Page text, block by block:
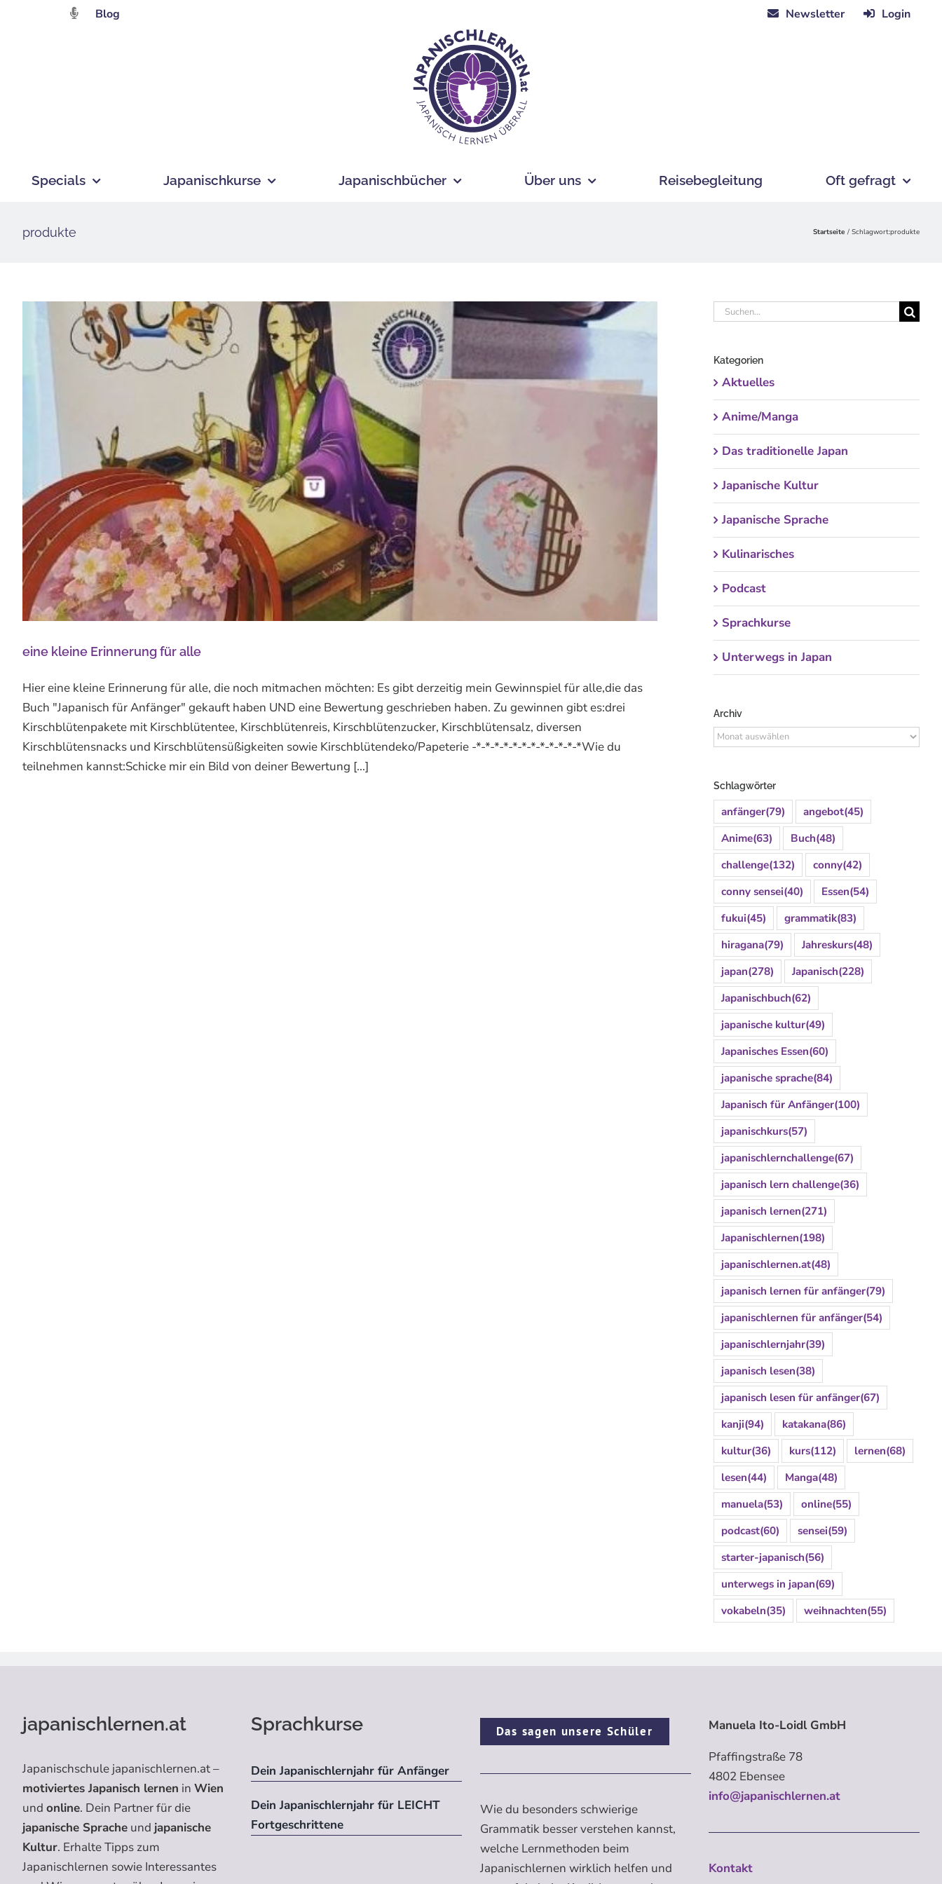
Blog Newsletter Login
Specials Japanischkurse Japanischbücher Über uns Reisebegleitung Oft gefragt
produkte Startseite Schlagwort:produkte
eine kleine Erinnerung für alle
Hier eine kleine Erinnerung für alle, die noch mitmachen möchten: Es gibt derzeitig mein Gewinnspiel für alle,die das
Buch "Japanisch für Anfänger" gekauft haben UND eine Bewertung geschrieben haben. Zu gewinnen gibt es:drei
Kirschblütenpakete mit Kirschblütentee, Kirschblütenreis, Kirschblütenzucker, Kirschblütensalz, diversen
Kirschblütensnacks und Kirschblütensüßigkeiten sowie Kirschblütendeko/Papeterie -*-*-*-*-*-*-*-*-*-*-*-*Wie du
teilnehmen kannst:Schicke mir ein Bild von deiner Bewertung [...]
Suche
Kategorien
Aktuelles
Anime/Manga
Das traditionelle Japan
Japanische Kultur
Japanische Sprache
Kulinarisches
Podcast
Sprachkurse
Unterwegs in Japan
Archiv
Archiv
Schlagwörter
anfänger(79) angebot(45)
Anime(63) Buch(48)
challenge(132) conny(42)
conny sensei(40) Essen(54)
fukui(45) grammatik(83)
hiragana(79) Jahreskurs(48)
japan(278) Japanisch(228)
Japanischbuch(62)
japanische kultur(49)
Japanisches Essen(60)
japanische sprache(84)
Japanisch für Anfänger(100)
japanischkurs(57)
japanischlernchallenge(67)
japanisch lern challenge(36)
japanisch lernen(271)
Japanischlernen(198)
japanischlernen.at(48)
japanisch lernen für anfänger(79)
japanischlernen für anfänger(54)
japanischlernjahr(39)
japanisch lesen(38)
japanisch lesen für anfänger(67)
kanji(94) katakana(86)
kultur(36) kurs(112) lernen(68)
lesen(44) Manga(48)
manuela(53) online(55)
podcast(60) sensei(59)
starter-japanisch(56)
unterwegs in japan(69)
vokabeln(35) weihnachten(55)
japanischlernen.at
Japanischschule japanischlernen.at –
motiviertes Japanisch lernen in Wien
und online. Dein Partner für die
japanische Spracheund japanische
Kultur. Erhalte Tipps zum
Japanischlernen sowie Interessantes
Sprachkurse
Dein Japanischlernjahr für Anfänger
Dein Japanischlernjahr für LEICHT
Fortgeschrittene
Das sagen unsere Schüler
Wie du besonders schwierige
Grammatik besser verstehen kannst,
welche Lernmethoden beim
Japanischlernen wirklich helfen und
Manuela Ito-Loidl GmbH
Pfaffingstraße 78
4802 Ebensee
info@japanischlernen.at
Kontakt